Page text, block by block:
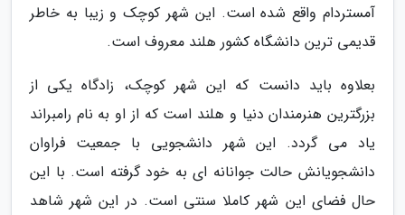
آمستردام واقع شده است. این شهر کوچک و زیبا به خاطر
قدیمی ترین دانشگاه کشور هلند معروف است.
بعلاوه باید دانست که این شهر کوچک، زادگاه یکی از
بزرگترین هنرمندان دنیا و هلند است که از او به نام رامبراند
یاد می گردد. این شهر دانشجویی با جمعیت فراوان
دانشجویانش حالت جوانانه ای به خود گرفته است. با این
حال فضای این شهر کاملا سنتی است. در این شهر شاهد